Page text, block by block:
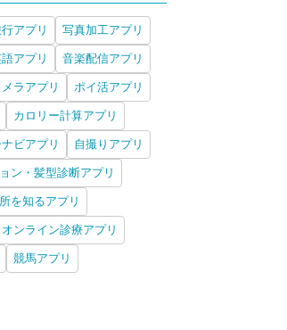
アプリ 写真加工アプリ
アプリ 音楽配信アプリ
メラアプリ ポイ活アプリ
カロリー計算アプリ
ビアプリ 自撮りアプリ
ン・髪型診断アプリ
を知るアプリ
オンライン診療アプリ
競馬アプリ